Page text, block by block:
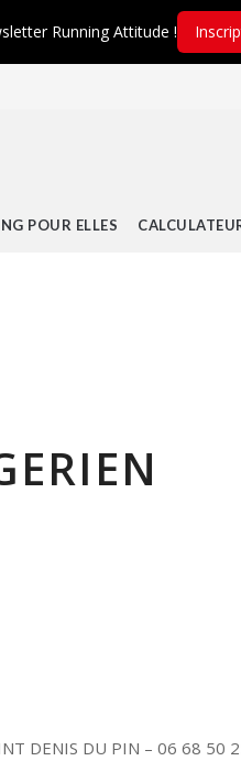
POUR ELLES
DENIS DU PIN – 06 68 50
Running Attitude !